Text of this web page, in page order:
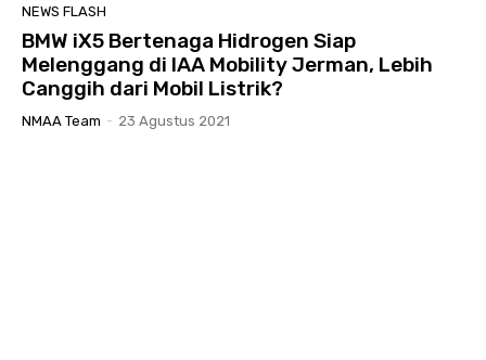
NEWS FLASH
BMW iX5 Bertenaga Hidrogen Siap
Melenggang di IAA Mobility Jerman, Lebih
Canggih dari Mobil Listrik?
NMAA Team - 23 Agustus 2021